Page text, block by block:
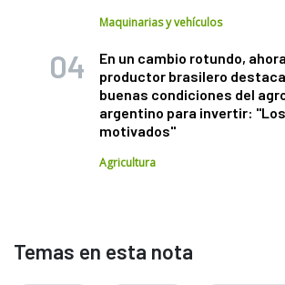
Maquinarias y vehículos
En un cambio rotundo,
productor brasilero
buenas condiciones del
argentino para invertir:
motivados"
Agricultura
Temas en esta nota